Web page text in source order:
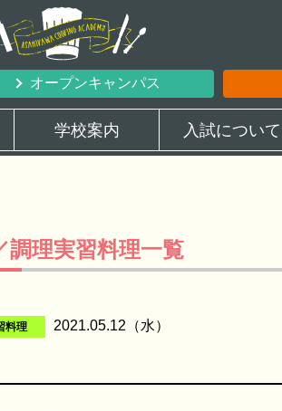
オープンキャンパス
学校案内 入試について
調理実習料理一覧
料理 2021.05.12（水）